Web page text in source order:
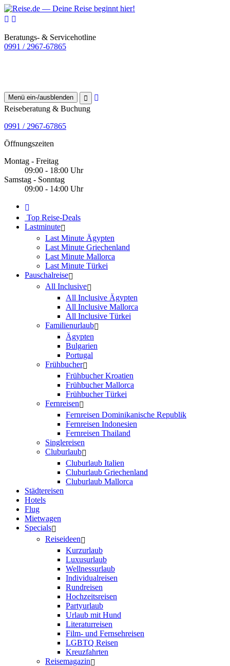
Beratungs- & Servicehotline
0991 / 2967-67865
Menü ein-/ausblenden
Reiseberatung & Buchung
0991 / 2967-67865
Öffnungszeiten
Montag - Freitag
09:00 - 18:00 Uhr
Samstag - Sonntag
09:00 - 14:00 Uhr
Top Reise-Deals
Lastminute
Last Minute Ägypten
Last Minute Griechenland
Last Minute Mallorca
Last Minute Türkei
Pauschalreise
All Inclusive
All Inclusive Ägypten
All Inclusive Mallorca
All Inclusive Türkei
Familienurlaub
Ägypten
Bulgarien
Portugal
Frühbucher
Frühbucher Kroatien
Frühbucher Mallorca
Frühbucher Türkei
Fernreisen
Fernreisen Dominikanische Republik
Fernreisen Indonesien
Fernreisen Thailand
Singlereisen
Cluburlaub
Cluburlaub Italien
Cluburlaub Griechenland
Cluburlaub Mallorca
Städtereisen
Hotels
Flug
Mietwagen
Specials
Reiseideen
Kurzurlaub
Luxusurlaub
Wellnessurlaub
Individualreisen
Rundreisen
Hochzeitsreisen
Partyurlaub
Urlaub mit Hund
Literaturreisen
Film- und Fernsehreisen
LGBTQ Reisen
Kreuzfahrten
Reisemagazin